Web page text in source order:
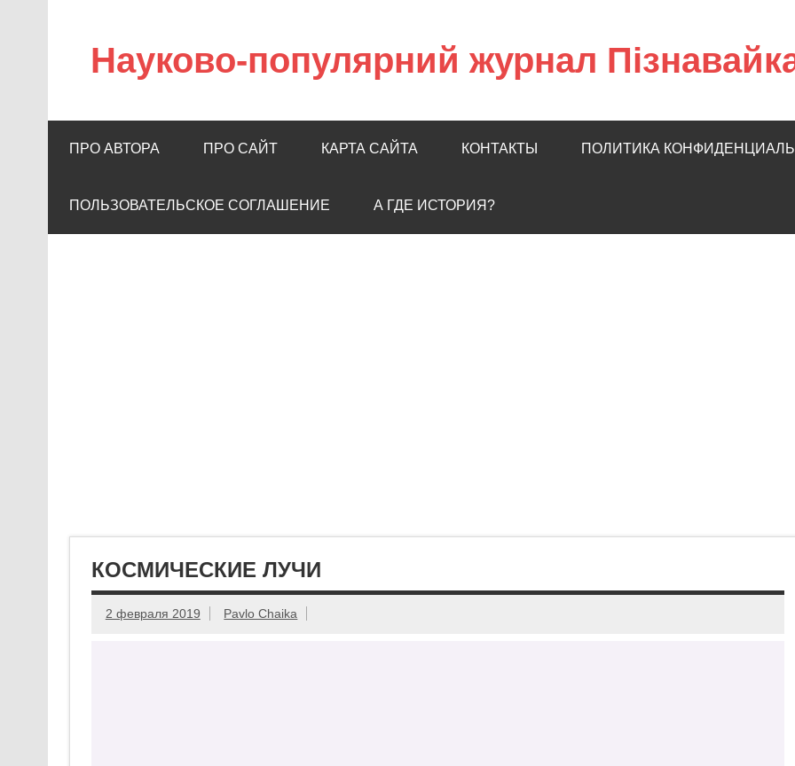
Науково-популярний журнал
ПРО АВТОРА ПРО САЙТ КАРТА САЙТА КОНТАКТЫ ПОЛИТИКА
ПОЛЬЗОВАТЕЛЬСКОЕ СОГЛАШЕНИЕ А ГДЕ ИСТОРИЯ?
КОСМИЧЕСКИЕ ЛУЧИ
2 февраля 2019 Pavlo Chaika